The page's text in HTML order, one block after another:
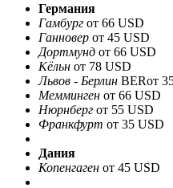
Германия
Гамбург от 66 USD
Ганновер от 45 USD
Дортмунд от 66 USD
Кёльн от 78 USD
Львов - Берлин BERот
Мемминген от 66 USD
Нюрнберг от 55 USD
Франкфурт от 35 USD
Дания
Копенгаген от 45 USD